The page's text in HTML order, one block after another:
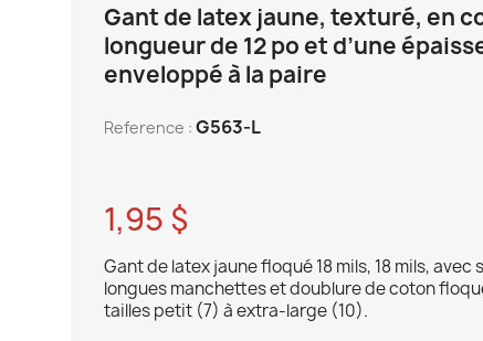
Gant de latex jaune, texturé, en
longueur de 12 po et d’une
enveloppé à la paire
Reference : G563-L
1,95 $
Gant de latex jaune floqué 18 mils, 18 mils,
longues manchettes et doublure de coton
tailles petit (7) à extra-large (10).